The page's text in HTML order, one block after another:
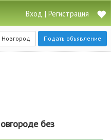
Вход | Регистрация
Подать объявление
без